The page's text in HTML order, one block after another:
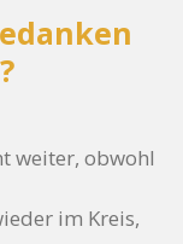
weiter, obwohl
im Kreis,